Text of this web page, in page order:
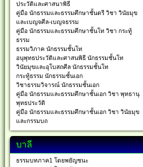
ประวัติและศาสนาพิธี
คู่มือ นักธรรมและธรรมศึกษาชั้นตรี วิชา วินัยมุข
และเบญจศีล-เบญจธรรม
คู่มือ นักธรรมและธรรมศึกษาชั้นโท วิชา กระทู้
ธรรม
ธรรมวิภาค นักธรรมชั้นโท
อนุพุทธประวัติและศาสนพิธี นักธรรมชั้นโท
วินัยมุขและอุโบสถศีล นักธรรมชั้นโท
กระทู้ธรรม นักธรรมชั้นเอก
วิชาธรรมวิจารณ์ นักธรรมชั้นเอก
คู่มือ นักธรรมและธรรมศึกษาชั้นเอก วิชา พุทธานุ
พุทธประวัติ
คู่มือ นักธรรมและธรรมศึกษาชั้นเอก วิชา วินัยมุข
และกรรมบถ
บาลี
ธรรมบทภาค1 โดยพยัญชนะ